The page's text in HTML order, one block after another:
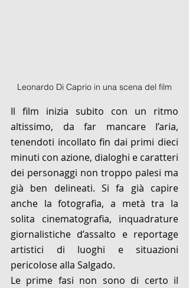
Leonardo Di Caprio in una scena del film
Il film inizia subito con un ritmo
altissimo, da far mancare l’aria,
tenendoti incollato fin dai primi dieci
minuti con azione, dialoghi e caratteri
dei personaggi non troppo palesi ma
già ben delineati. Si fa già capire
anche la fotografia, a metà tra la
solita cinematografia, inquadrature
giornalistiche d’assalto e reportage
artistici di luoghi e situazioni
pericolose alla Salgado.
Le prime fasi non sono di certo il